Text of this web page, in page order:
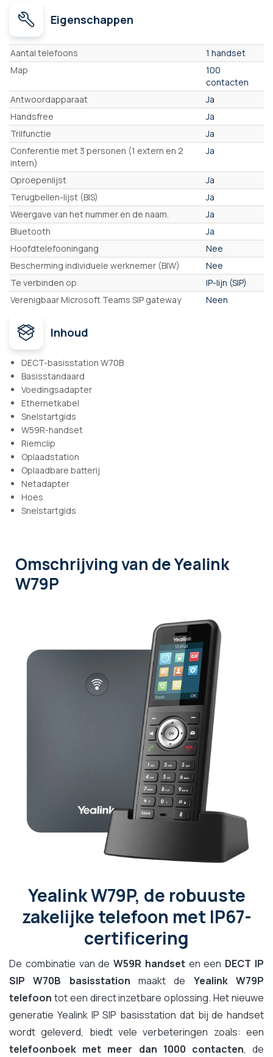
Eigenschappen
Eigenschappen
Aantal telefoons
1 handset
Map
100
contacten
Antwoordapparaat
Ja
Handsfree
Ja
Trilfunctie
Ja
Conferentie met 3 personen (1 extern en 2
intern)
Ja
Oproepenlijst
Ja
Terugbellen-lijst (BIS)
Ja
Weergave van het nummer en de naam.
Ja
Bluetooth
Ja
Hoofdtelefooningang
Nee
Bescherming individuele werknemer (BIW)
Nee
Te verbinden op
IP-lijn (SIP)
Verenigbaar Microsoft Teams SIP gateway
Neen
Inhoud
DECT-basisstation W70B
Basisstandaard
Voedingsadapter
Ethernetkabel
Snelstartgids
W59R-handset
Riemclip
Oplaadstation
Oplaadbare batterij
Netadapter
Hoes
Snelstartgids
Omschrijvingvan de Yealink
W79P
Yealink W79P, de robuuste
zakelijke telefoon met IP67-
certificering
De combinatie van deW59R handseten een DECT IP
SIP W70B basisstation maakt de Yealink W79P
telefoon tot een direct inzetbare oplossing. Het nieuwe
generatie Yealink IP SIP basisstation dat bij de handset
wordt geleverd, biedt vele verbeteringen zoals: een
telefoonboek met meer dan 1000 contacten, de